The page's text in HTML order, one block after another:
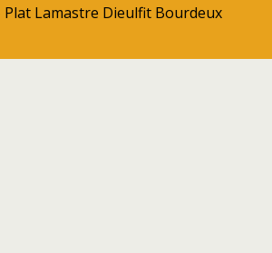
Plat Lamastre Dieulfit Bourdeux